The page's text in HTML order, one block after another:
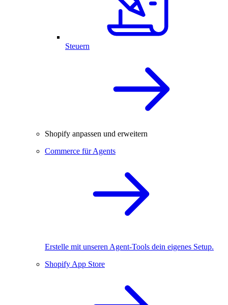
Steuern
Shopify anpassen und erweitern
Commerce für Agents
Erstelle mit unseren Agent-Tools dein eigenes Setup.
Shopify App Store